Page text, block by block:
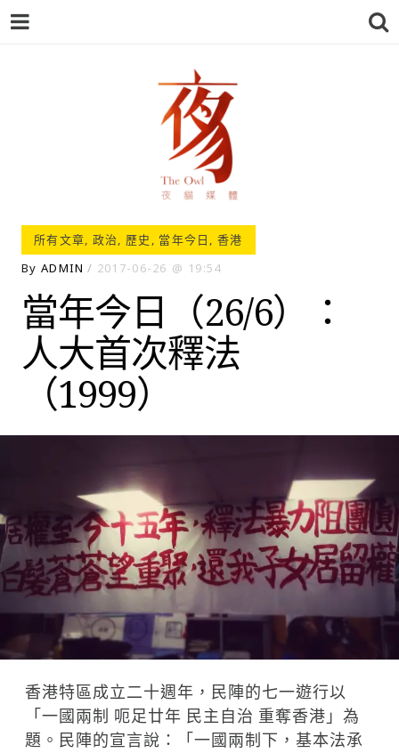
夜貓-THEOWL
所有文章, 政治, 歷史 , 當年今日 ,香港
By ADMIN 2017-06-26 19:54
當年今日（26/6）：
人大首次釋法
（1999）
香港特區成立二十週年，民陣的七一遊行以
「一國兩制 呃足廿年 民主自治 重奪香港」為
題。民陣的宣言說：「一國兩制下，基本法承